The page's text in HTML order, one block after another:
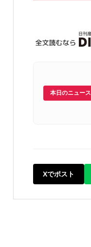
本日のニュース
Xでポスト